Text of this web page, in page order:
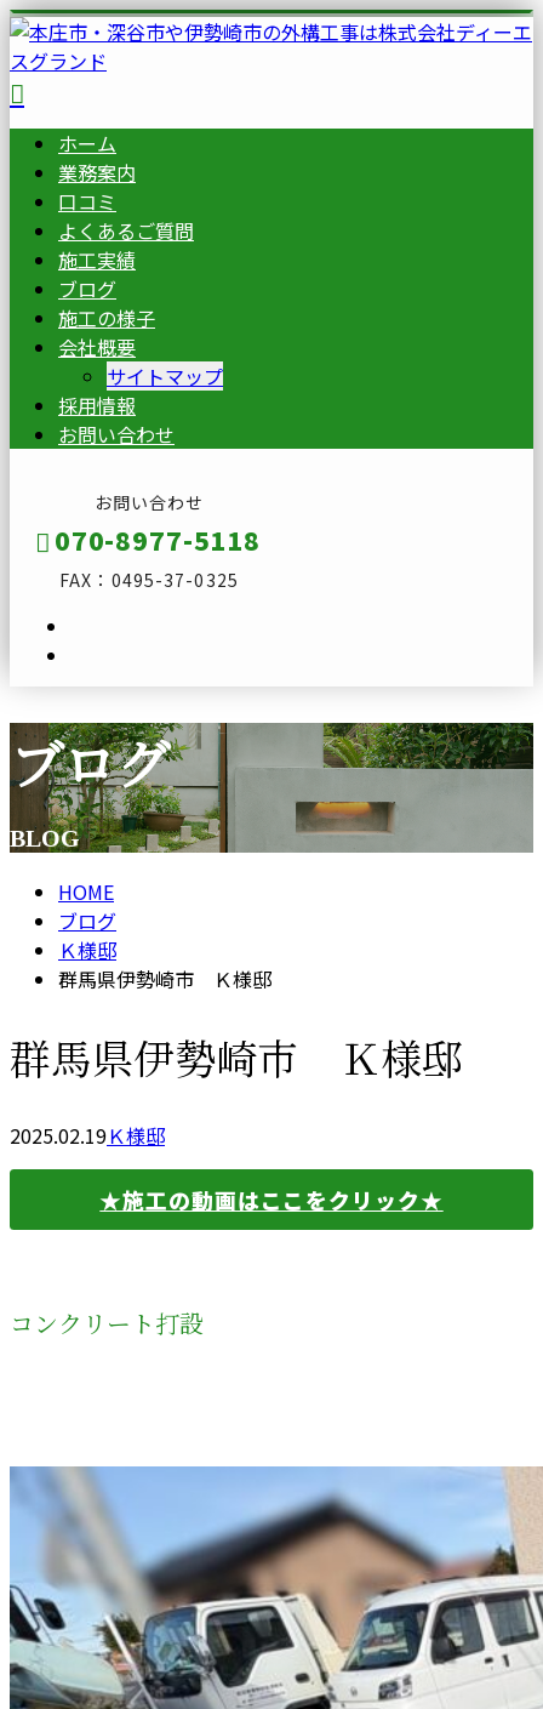
ホーム
業務案内
口コミ
よくあるご質問
施工実績
ブログ
施工の様子
会社概要
サイトマップ
採用情報
お問い合わせ
お問い合わせ
070-8977-5118
FAX：0495-37-0325
メールフォーム
ブログ
BLOG
HOME
ブログ
Ｋ様邸
群馬県伊勢崎市 Ｋ様邸
群馬県伊勢崎市 Ｋ様邸
2025.02.19Ｋ様邸
★施工の動画はここをクリック★
コンクリート打設